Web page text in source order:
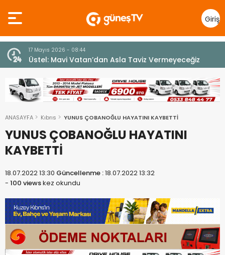
Giriş
Yap
10 Temmuz 2026 - 18:49
Cumhurbaşkanı Erhürman sergi açılışında
fenalaşarak hastaneye kaldırıldı
ANASAYFA Kıbrıs YUNUS ÇOBANOĞLU HAYATINI KAYBETTİ
YUNUS ÇOBANOĞLU HAYATINI
KAYBETTİ
18.07.2022 13:30 Güncellenme :18.07.2022 13:32
- 100 viewskez okundu